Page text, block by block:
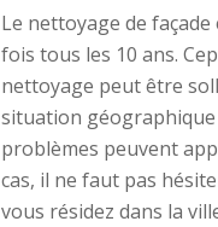
Le nettoyage de
fois tous les 10 ans.
nettoyage peut être
situation
problèmes peuvent
cas, il ne faut pas
vous résidez dans la